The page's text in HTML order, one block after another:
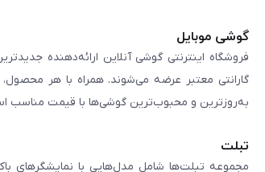
گوشی موبایل
فروشگاه اینترنتی گوشی آنلاین ارائه‌دهنده
گارانتی معتبر عرضه می‌شوند. همراه با هر
به‌روزترین و محبوب‌ترین گوشی‌ها با قیمت مناسب
تبلت
مجموعه تبلت‌ها شامل مدل‌هایی با نمایشگرهای